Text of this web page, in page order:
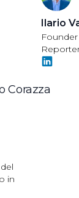
Ilario
Corazza
in